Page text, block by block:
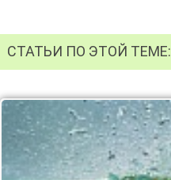
СТАТЬИ ПО ЭТОЙ ТЕМЕ: